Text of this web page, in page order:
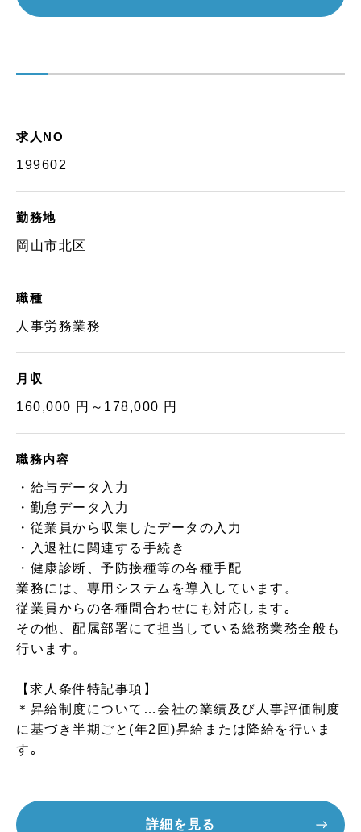
求人NO
199602
勤務地
岡山市北区
職種
人事労務業務
月収
160,000 円～178,000 円
職務内容
・給与データ入力
・勤怠データ入力
・従業員から収集したデータの入力
・入退社に関連する手続き
・健康診断、予防接種等の各種手配
業務には、専用システムを導入しています。
従業員からの各種問合わせにも対応します｡
その他、配属部署にて担当している総務業務全般も
行います。
【求人条件特記事項】
＊昇給制度について…会社の業績及び人事評価制度
に基づき半期ごと(年2回)昇給または降給を行いま
す｡
詳細を見る